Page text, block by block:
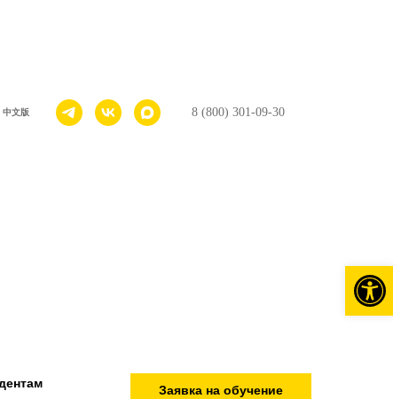
中文版 8 (800) 301-09-30
Заявка на обучение